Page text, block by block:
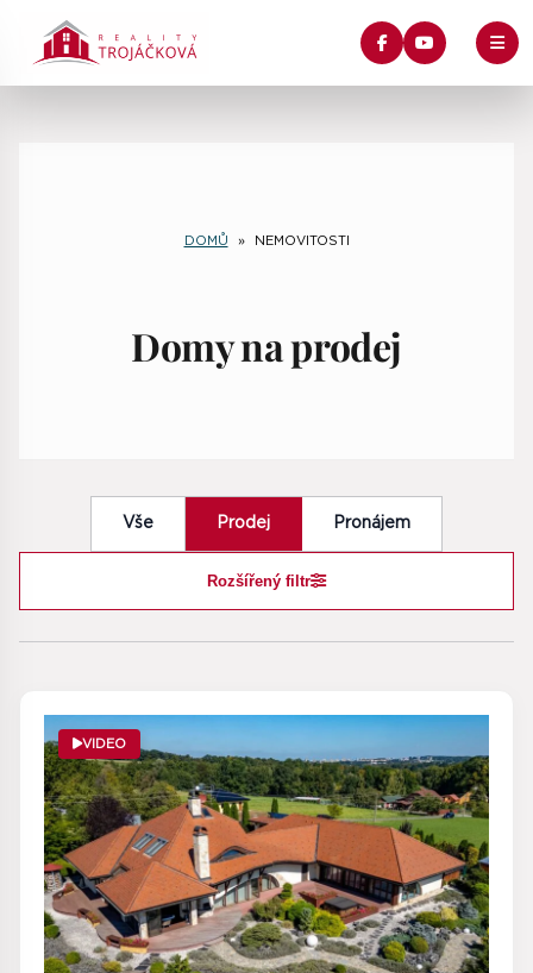
DOMŮ » NEMOVITOSTI
Domy na prodej
Vše Prodej Pronájem
Rozšířený filtr
VIDEO